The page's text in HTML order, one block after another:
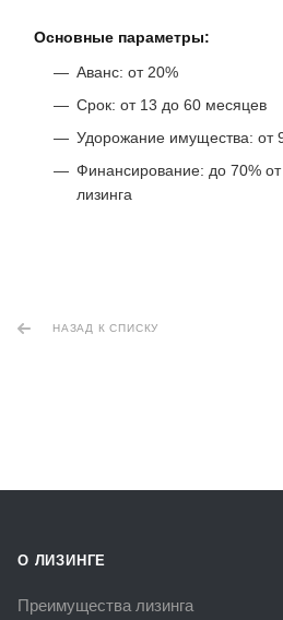
Основные параметры:
Аванс: от 20%
Срок: от 13 до 60 месяцев
Удорожание имущества: от
Финансирование: до 70%
лизинга
НАЗАД К СПИСКУ
О ЛИЗИНГЕ
Преимущества лизинга